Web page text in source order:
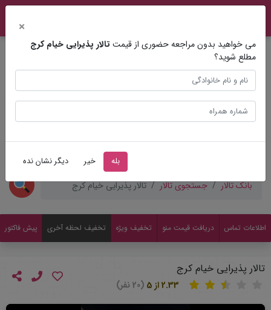
مشاوره عروسی
ثبت
بانک تالار جستجوی تالار تالار پذیرایی خیام کرج
اطلاعات تماس دریافت قیمت منو تخفیف ویژه تخفیف لحظه آخری پیش فاکتور
تالار پذیرایی خیام کرج
(20 نفر)
×
می خواهید بدون مراجعه حضوری از قیمت تالار پذیرایی خیام کرج
مطلع شوید؟
بله خیر دیگر نشان نده